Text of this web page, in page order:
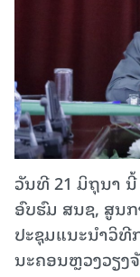
ວັນທີ 21 ມິຖຸນາ
ອົບຮົມ ສນຊ, ສູນກ
ປະຊຸມແນະນຳວິທີ
ນະຄອນຫຼວງວຽງ